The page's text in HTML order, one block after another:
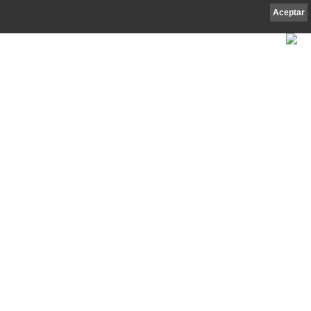
Aceptar